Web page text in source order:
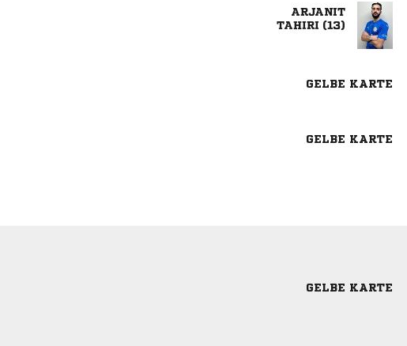

 
GELBE KARTE
GELBE KARTE
GELBE KARTE